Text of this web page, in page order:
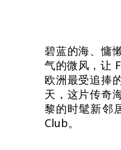
碧蓝的海、慵
气的微风，让
欧洲最受追捧
天，这片传奇
黎的时髦新邻
Club。